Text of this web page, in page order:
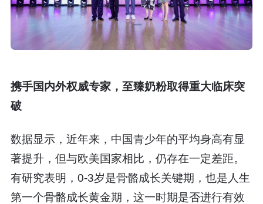
携手国内外权威专家，至臻奶粉取得重大临床突
破
数据显示，近年来，中国青少年的平均身高有显
著提升，但与欧美国家相比，仍存在一定差距。
有研究表明，0-3岁是骨骼成长关键期，也是人生
第一个骨骼成长黄金期，这一时期是否进行有效